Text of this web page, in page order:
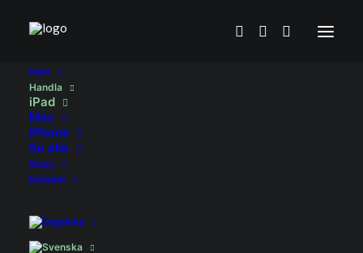
Hem
Handla
iPad
Mac
iPhone
Se alla
Story
Kontakt